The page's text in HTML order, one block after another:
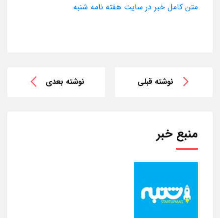
متن کامل خبر در سایت هفته نامه شنبه
نوشته قبلی نوشته بعدی
منبع خبر